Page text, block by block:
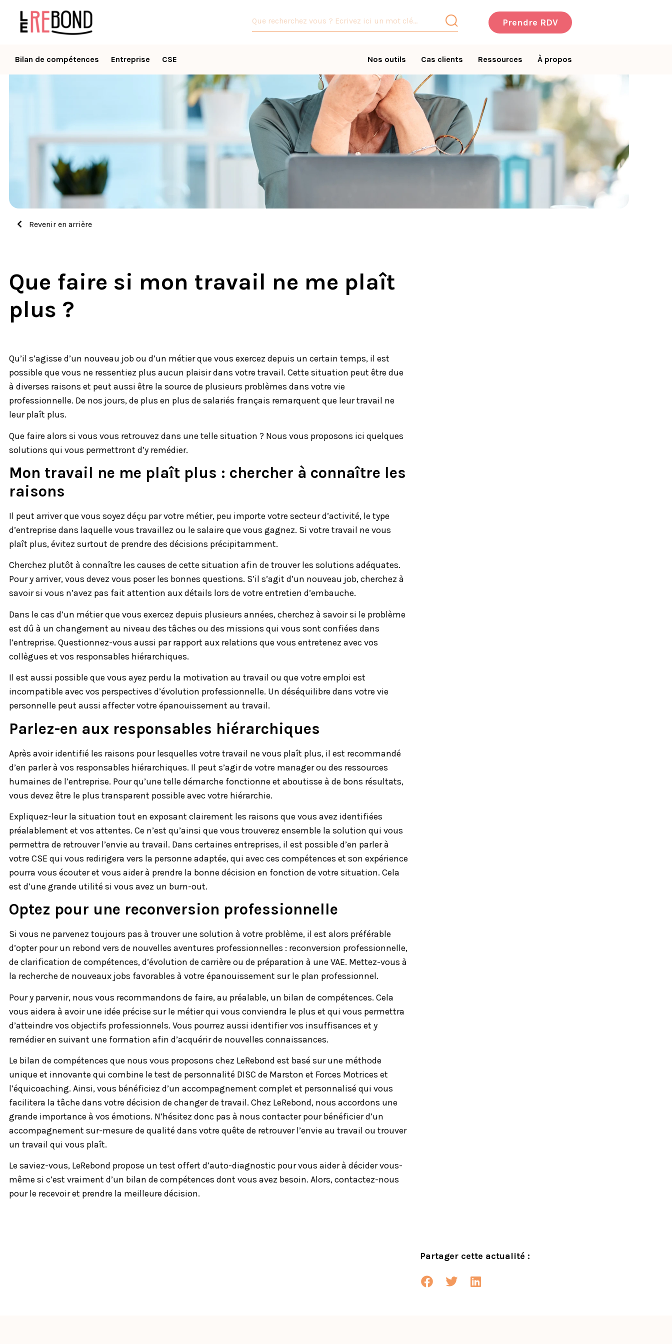
Prendre RDV
Bilan de compétences Entreprise CSE Nos outils Cas clients Ressources À propos
Revenir en arrière
Que faire si mon travail ne me plaît
plus ?
Qu’il s’agisse d’un nouveau job ou d’un métier que vous exercez depuis un certain temps, il est
possible que vous ne ressentiez plus aucun plaisir dans votre travail. Cette situation peut être due
à diverses raisons et peut aussi être la source de plusieurs problèmes dans votre vie
professionnelle. De nos jours, de plus en plus de salariés français remarquent que leur travail ne
leur plaît plus.
Que faire alors si vous vous retrouvez dans une telle situation ? Nous vous proposons ici quelques
solutions qui vous permettront d’y remédier.
Mon travail ne me plaît plus : chercher à connaître les
raisons
Il peut arriver que vous soyez déçu par votre métier, peu importe votre secteur d’activité, le type
d’entreprise dans laquelle vous travaillez ou le salaire que vous gagnez. Si votre travail ne vous
plaît plus, évitez surtout de prendre des décisions précipitamment.
Cherchez plutôt à connaître les causes de cette situation afin de trouver les solutions adéquates.
Pour y arriver, vous devez vous poser les bonnes questions. S’il s’agit d’un nouveau job, cherchez à
savoir si vous n’avez pas fait attention aux détails lors de votre entretien d’embauche.
Dans le cas d’un métier que vous exercez depuis plusieurs années, cherchez à savoir si le problème
est dû à un changement au niveau des tâches ou des missions qui vous sont confiées dans
l’entreprise. Questionnez-vous aussi par rapport aux relations que vous entretenez avec vos
collègues et vos responsables hiérarchiques.
Il est aussi possible que vous ayez perdu la motivation au travail ou que votre emploi est
incompatible avec vos perspectives d’évolution professionnelle. Un déséquilibre dans votre vie
personnelle peut aussi affecter votre épanouissement au travail.
Parlez-en aux responsables hiérarchiques
Après avoir identifié les raisons pour lesquelles votre travail ne vous plaît plus, il est recommandé
d’en parler à vos responsables hiérarchiques. Il peut s’agir de votre manager ou des ressources
humaines de l’entreprise. Pour qu’une telle démarche fonctionne et aboutisse à de bons résultats,
vous devez être le plus transparent possible avec votre hiérarchie.
Expliquez-leur la situation tout en exposant clairement les raisons que vous avez identifiées
préalablement et vos attentes. Ce n’est qu’ainsi que vous trouverez ensemble la solution qui vous
permettra de retrouver l’envie au travail. Dans certaines entreprises, il est possible d’en parler à
votre CSE qui vous redirigera vers la personne adaptée, qui avec ces compétences et son expérience
pourra vous écouter et vous aider à prendre la bonne décision en fonction de votre situation. Cela
est d’une grande utilité si vous avez un burn-out.
Optez pour une reconversion professionnelle
Si vous ne parvenez toujours pas à trouver une solution à votre problème, il est alors préférable
d’opter pour un rebond vers de nouvelles aventures professionnelles : reconversion professionnelle,
de clarification de compétences, d’évolution de carrière ou de préparation à une VAE. Mettez-vous à
la recherche de nouveaux jobs favorables à votre épanouissement sur le plan professionnel.
Pour y parvenir, nous vous recommandons de faire, au préalable, un bilan de compétences. Cela
vous aidera à avoir une idée précise sur le métier qui vous conviendra le plus et qui vous permettra
d’atteindre vos objectifs professionnels. Vous pourrez aussi identifier vos insuffisances et y
remédier en suivant une formation afin d’acquérir de nouvelles connaissances.
Le bilan de compétences que nous vous proposons chez LeRebond est basé sur une méthode
unique et innovante qui combine le test de personnalité DISC de Marston et Forces Motrices et
l’équicoaching. Ainsi, vous bénéficiez d’un accompagnement complet et personnalisé qui vous
facilitera la tâche dans votre décision de changer de travail. Chez LeRebond, nous accordons une
grande importance à vos émotions. N’hésitez donc pas à nous contacter pour bénéficier d’un
accompagnement sur-mesure de qualité dans votre quête de retrouver l’envie au travail ou trouver
un travail qui vous plaît.
Le saviez-vous, LeRebond propose un test offert d’auto-diagnostic pour vous aider à décider vous-
même si c’est vraiment d’un bilan de compétences dont vous avez besoin. Alors, contactez-nous
pour le recevoir et prendre la meilleure décision.
Partager cette actualité :